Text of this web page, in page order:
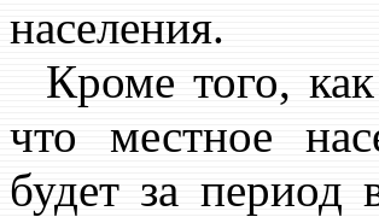
населения.
Кроме того,
что местное
будет за период